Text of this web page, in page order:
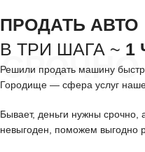
ПРОДАТЬ АВТО
В ТРИ ШАГА ~ 1
Решили продать машину
Городище — сфера услуг
Бывает, деньги нужны срочно,
невыгоден, поможем выгодно